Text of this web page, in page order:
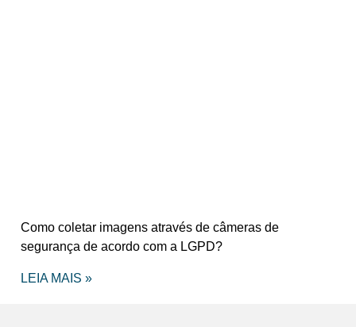
Como coletar imagens através de câmeras de
segurança de acordo com a LGPD?
LEIA MAIS »